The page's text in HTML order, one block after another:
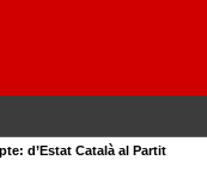
d’Estat Català al Partit